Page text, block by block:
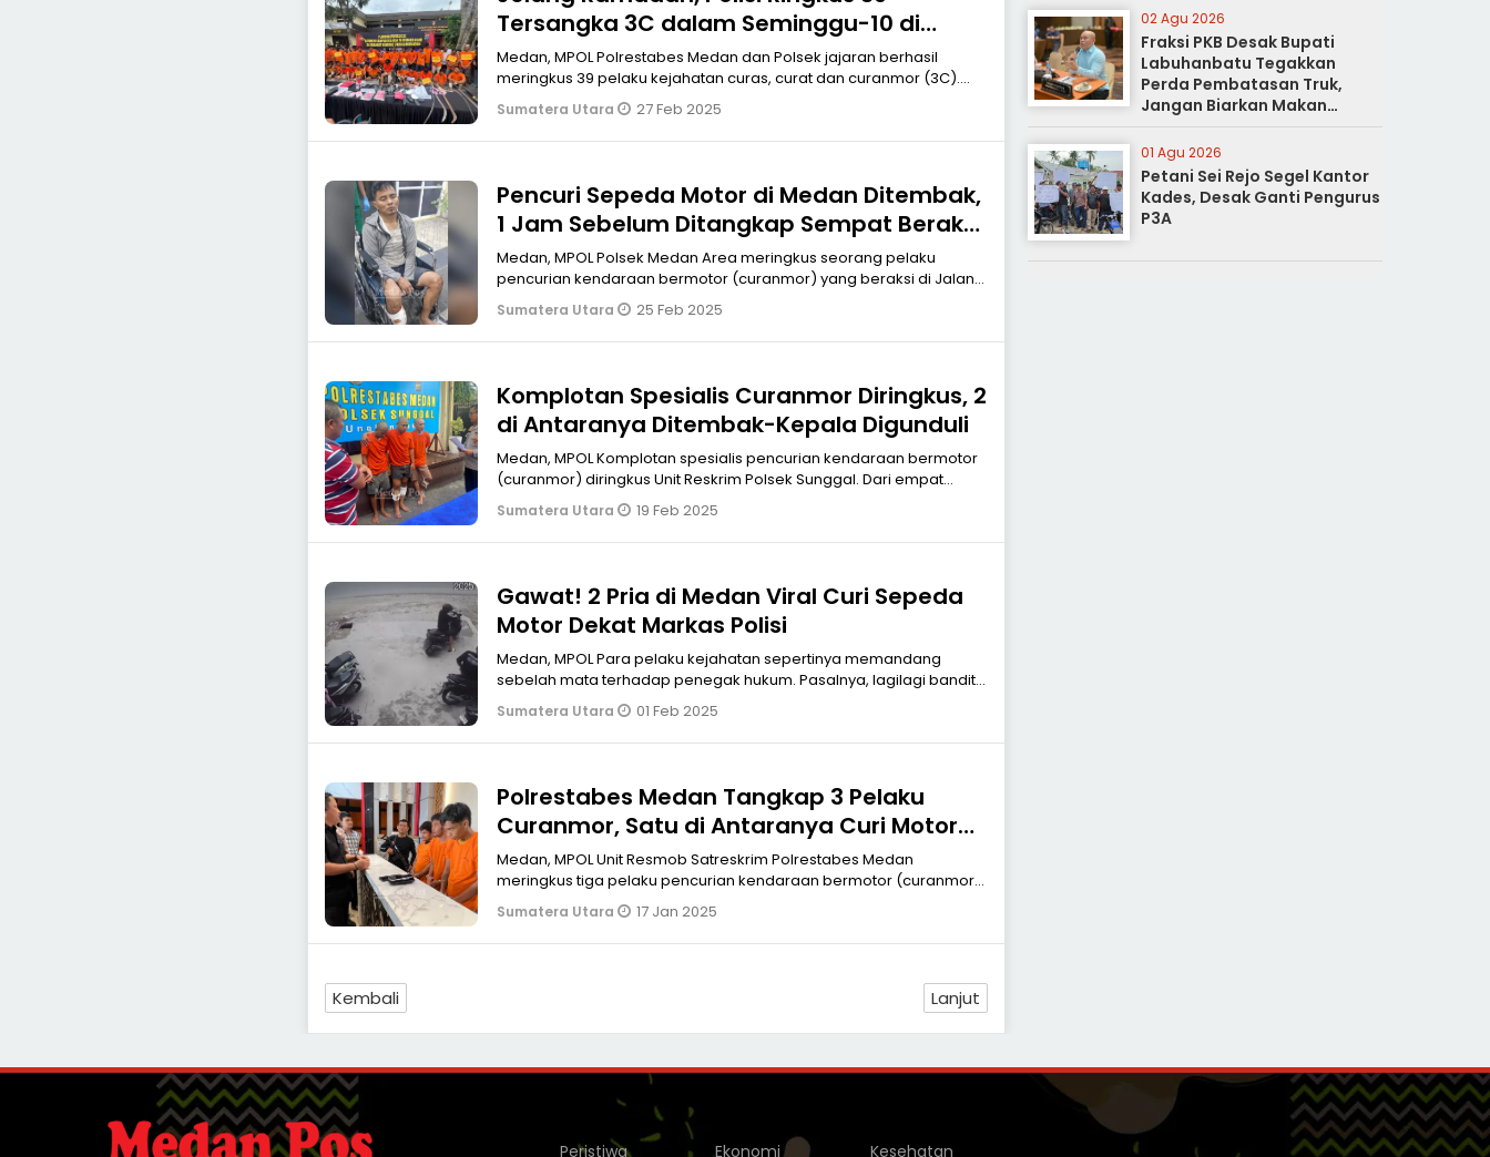
Tersangka 3C dalam Seminggu-10 di
Antaranya Residivis
Medan, MPOL Polrestabes Medan dan Polsek jajaran berhasil
meringkus 39 pelaku kejahatan curas, curat dan curanmor (3C).
Para pelaku ditang
Sumatera Utara 27 Feb 2025
Pencuri Sepeda Motor di Medan Ditembak,
1 Jam Sebelum Ditangkap Sempat Beraksi
di Deli Serdang
Medan, MPOL Polsek Medan Area meringkus seorang pelaku
pencurian kendaraan bermotor (curanmor) yang beraksi di Jalan
Denai, No 263 C, Keca
Sumatera Utara 25 Feb 2025
Komplotan Spesialis Curanmor Diringkus, 2
di Antaranya Ditembak-Kepala Digunduli
Medan, MPOL Komplotan spesialis pencurian kendaraan bermotor
(curanmor) diringkus Unit Reskrim Polsek Sunggal. Dari empat
pelaku dua di an
Sumatera Utara 19 Feb 2025
Gawat! 2 Pria di Medan Viral Curi Sepeda
Motor Dekat Markas Polisi
Medan, MPOL Para pelaku kejahatan sepertinya memandang
sebelah mata terhadap penegak hukum. Pasalnya, lagilagi bandit
jalanan kembali mel
Sumatera Utara 01 Feb 2025
Polrestabes Medan Tangkap 3 Pelaku
Curanmor, Satu di Antaranya Curi Motor
Milik Abang Ipar
Medan, MPOL Unit Resmob Satreskrim Polrestabes Medan
meringkus tiga pelaku pencurian kendaraan bermotor (curanmor)
yang beraksi di tiga lo
Sumatera Utara 17 Jan 2025
Kembali Lanjut
02 Agu 2026
Fraksi PKB Desak Bupati
Labuhanbatu Tegakkan
Perda Pembatasan Truk,
Jangan Biarkan Makan
Korban
01 Agu 2026
Petani Sei Rejo Segel Kantor
Kades, Desak Ganti Pengurus
P3A
Peristiwa Ekonomi Kesehatan